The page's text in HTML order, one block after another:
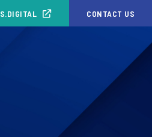
CONTACT US